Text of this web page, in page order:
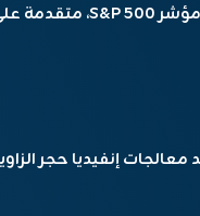
إنفيديا حجر